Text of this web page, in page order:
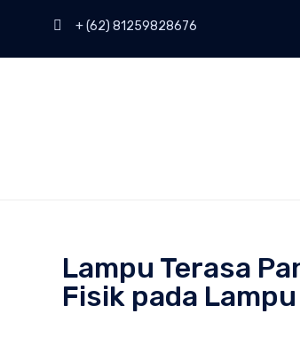
+ (62) 81259828676
Lampu Terasa
Fisik pada Lampu